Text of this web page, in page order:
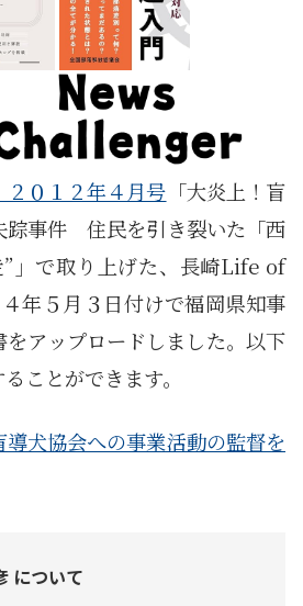
２０１２年４月号 「大炎上！盲
踪事件 住民を引き裂いた「西
”」で取り上げた、長崎Life of
年５月３日付けで福岡県知事
アップロードしました。以下
ことができます。
犬協会への事業活動の監督を
について